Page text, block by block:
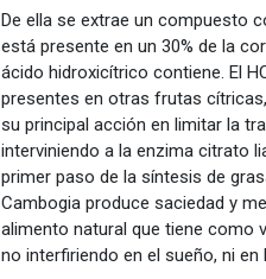
De ella se extrae un compuesto
está presente en un 30% de la
ácido hidroxicítrico contiene. El
presentes en otras frutas
su principal acción en limitar la
interviniendo a la enzima citrato
primer paso de la síntesis de
Cambogia produce saciedad y
alimento natural que tiene como
no interfiriendo en el sueño, ni